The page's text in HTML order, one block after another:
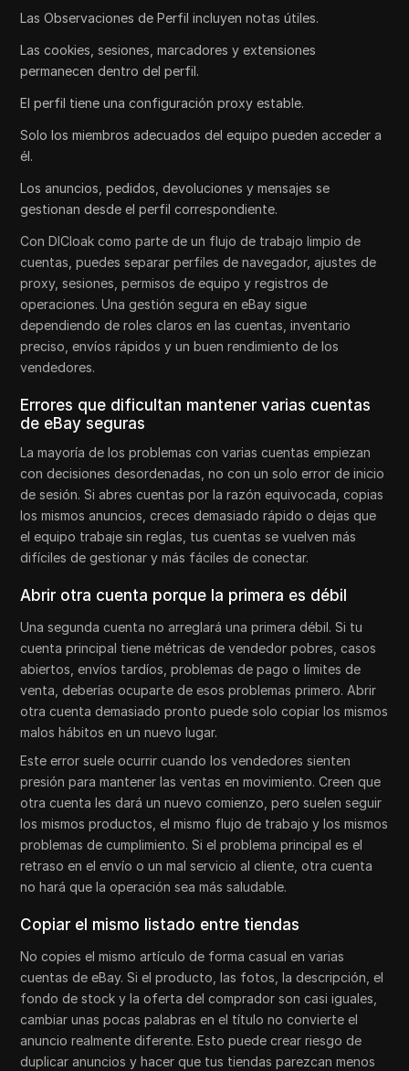
Las Observaciones de Perfil incluyen notas útiles.
Las cookies, sesiones, marcadores y extensiones
permanecen dentro del perfil.
El perfil tiene una configuración proxy estable.
Solo los miembros adecuados del equipo pueden acceder a
él.
Los anuncios, pedidos, devoluciones y mensajes se
gestionan desde el perfil correspondiente.
Con DICloak como parte de un flujo de trabajo limpio de
cuentas, puedes separar perfiles de navegador, ajustes de
proxy, sesiones, permisos de equipo y registros de
operaciones. Una gestión segura en eBay sigue
dependiendo de roles claros en las cuentas, inventario
preciso, envíos rápidos y un buen rendimiento de los
vendedores.
Errores que dificultan mantener varias cuentas
de eBay seguras
La mayoría de los problemas con varias cuentas empiezan
con decisiones desordenadas, no con un solo error de inicio
de sesión. Si abres cuentas por la razón equivocada, copias
los mismos anuncios, creces demasiado rápido o dejas que
el equipo trabaje sin reglas, tus cuentas se vuelven más
difíciles de gestionar y más fáciles de conectar.
Abrir otra cuenta porque la primera es débil
Una segunda cuenta no arreglará una primera débil. Si tu
cuenta principal tiene métricas de vendedor pobres, casos
abiertos, envíos tardíos, problemas de pago o límites de
venta, deberías ocuparte de esos problemas primero. Abrir
otra cuenta demasiado pronto puede solo copiar los mismos
malos hábitos en un nuevo lugar.
Este error suele ocurrir cuando los vendedores sienten
presión para mantener las ventas en movimiento. Creen que
otra cuenta les dará un nuevo comienzo, pero suelen seguir
los mismos productos, el mismo flujo de trabajo y los mismos
problemas de cumplimiento. Si el problema principal es el
retraso en el envío o un mal servicio al cliente, otra cuenta
no hará que la operación sea más saludable.
Copiar el mismo listado entre tiendas
No copies el mismo artículo de forma casual en varias
cuentas de eBay. Si el producto, las fotos, la descripción, el
fondo de stock y la oferta del comprador son casi iguales,
cambiar unas pocas palabras en el título no convierte el
anuncio realmente diferente. Esto puede crear riesgo de
duplicar anuncios y hacer que tus tiendas parezcan menos